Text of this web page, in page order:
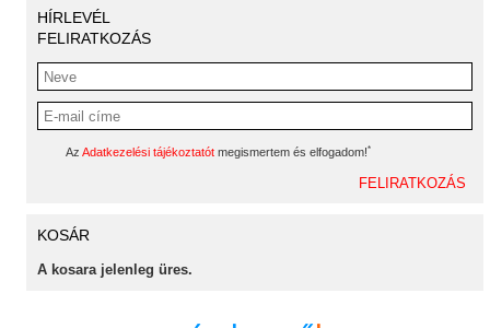
HÍRLEVÉL
FELIRATKOZÁS
Az Adatkezelési tájékoztatót megismertem és elfogadom!*
KOSÁR
A kosara jelenleg üres.